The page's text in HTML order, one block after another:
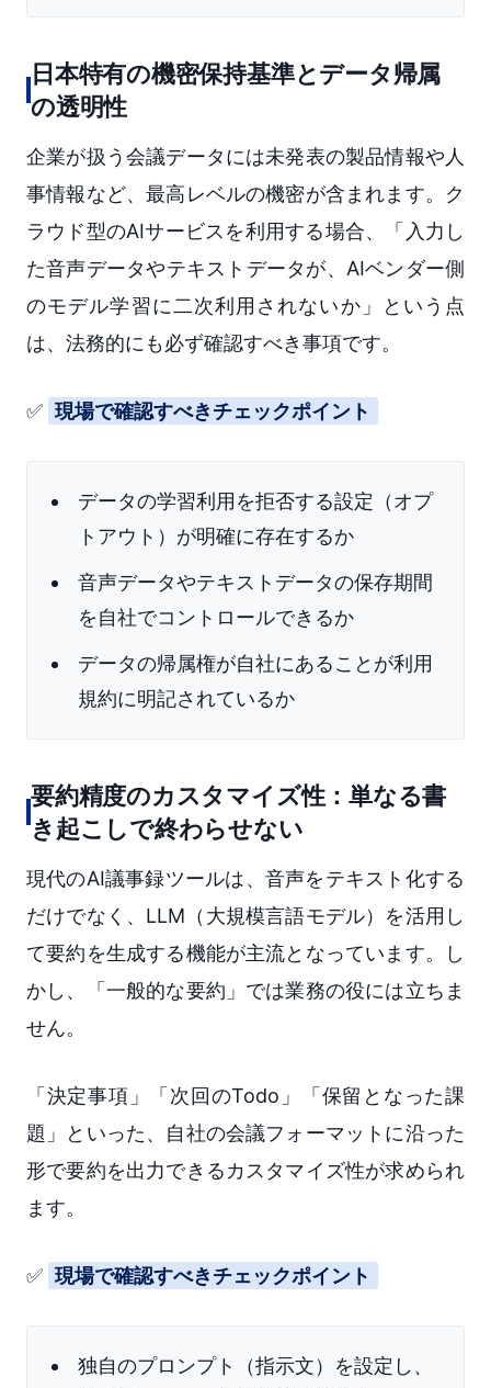
日本特有の機密保持基準とデータ帰属
の透明性
企業が扱う会議データには未発表の製品情報や人
事情報など、最高レベルの機密が含まれます。ク
ラウド型のAIサービスを利用する場合、「入力し
た音声データやテキストデータが、AIベンダー側
のモデル学習に二次利用されないか」という点
は、法務的にも必ず確認すべき事項です。
✅ 現場で確認すべきチェックポイント
データの学習利用を拒否する設定（オプ
トアウト）が明確に存在するか
音声データやテキストデータの保存期間
を自社でコントロールできるか
データの帰属権が自社にあることが利用
規約に明記されているか
要約精度のカスタマイズ性：単なる書
き起こしで終わらせない
現代のAI議事録ツールは、音声をテキスト化する
だけでなく、LLM（大規模言語モデル）を活用し
て要約を生成する機能が主流となっています。し
かし、「一般的な要約」では業務の役には立ちま
せん。
「決定事項」「次回のTodo」「保留となった課
題」といった、自社の会議フォーマットに沿った
形で要約を出力できるカスタマイズ性が求められ
ます。
✅ 現場で確認すべきチェックポイント
独自のプロンプト（指示文）を設定し、